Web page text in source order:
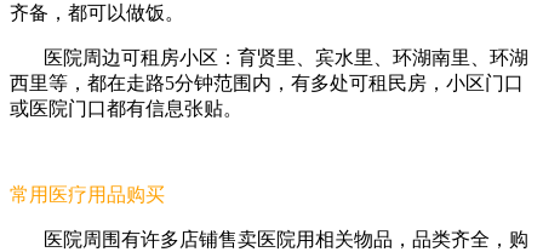
齐备，都可以做饭。
医院周边可租房小区：育贤里、宾水里、环湖南里、环湖
西里等，都在走路5分钟范围内，有多处可租民房，小区门口
或医院门口都有信息张贴。
常用医疗用品购买
医院周围有许多店铺售卖医院用相关物品，品类齐全，购